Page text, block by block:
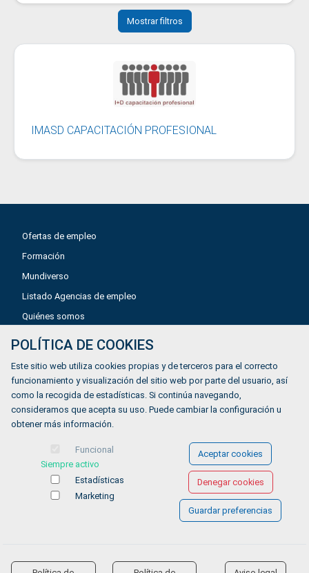
Mostrar filtros
IMASD CAPACITACIÓN PROFESIONAL
Ofertas de empleo
Formación
Mundiverso
Listado Agencias de empleo
Quiénes somos
Política de privacidad
Política de Cookies
Accesibilidad
© COPYRIGHT 2026 Gestionándote.com
POLÍTICA DE COOKIES
Este sitio web utiliza cookies propias y de terceros para el correcto
funcionamiento y visualización del sitio web por parte del usuario, así
como la recogida de estadísticas. Si continúa navegando,
consideramos que acepta su uso. Puede cambiar la configuración u
obtener más información.
Funcional
Siempre activo
Estadísticas
Marketing
Aceptar cookies
Denegar cookies
Guardar preferencias